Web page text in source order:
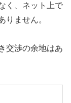
く、ネット上で
りません。
交渉の余地はあ